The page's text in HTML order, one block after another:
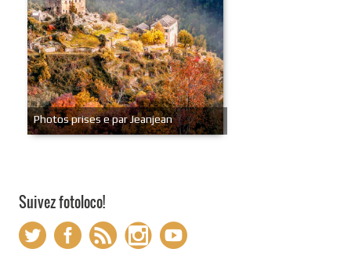
Photos prises e par Jeanjean
Suivez fotoloco!